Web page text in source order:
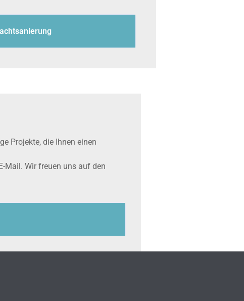
Projekte, die Ihnen einen
Mail. Wir freuen uns auf den